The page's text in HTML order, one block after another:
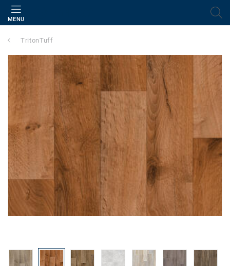
MENU
TritonTuff